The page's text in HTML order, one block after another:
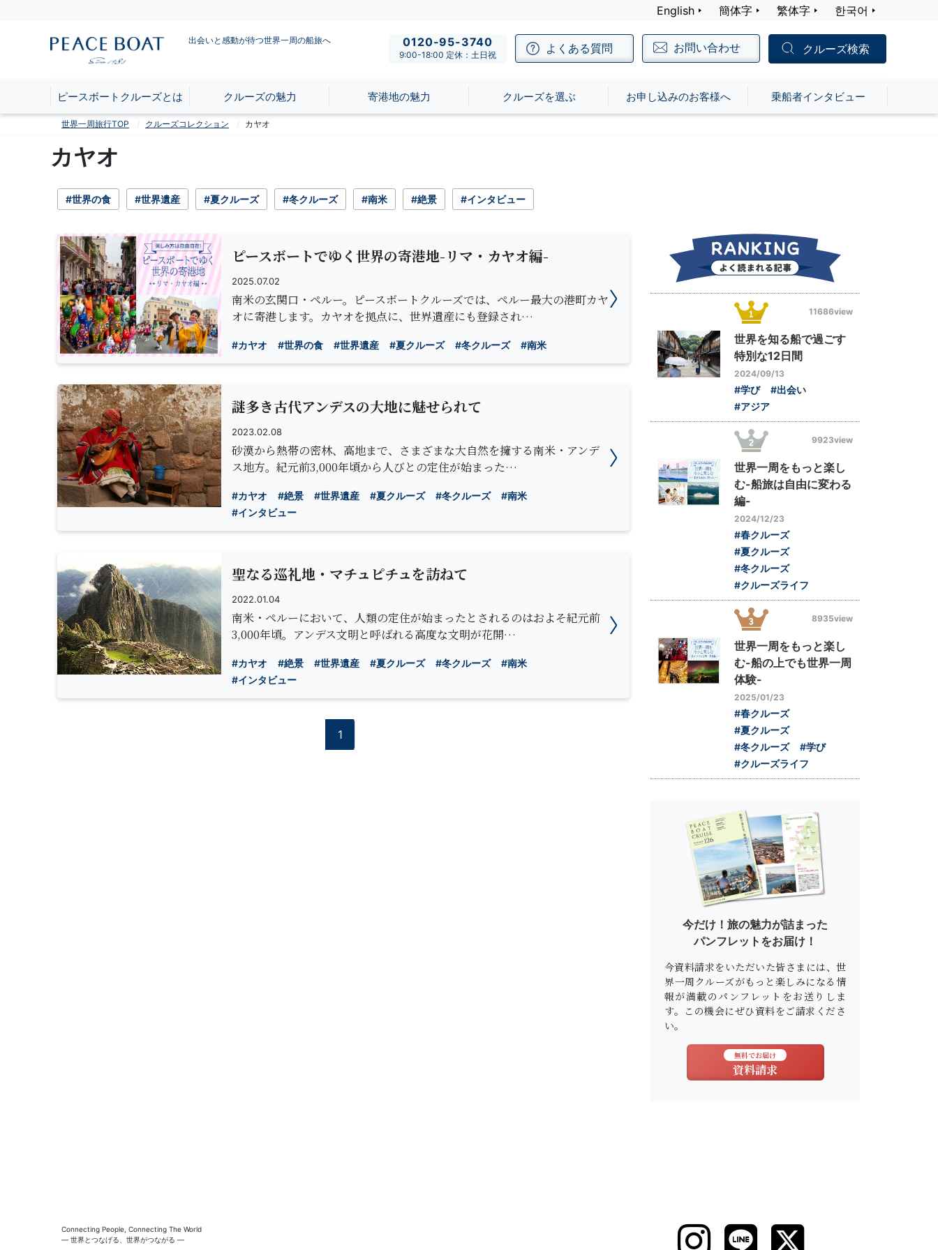
English 簡体字 繁体字 한국어
出会いと感動が待つ世界一周の船旅へ 0120-95-3740
9:00-18:00 定休：土日祝 よくある質問 お問い合わせ クルーズ検索
ピースボートクルーズとは クルーズの魅力 寄港地の魅力 クルーズを選ぶ お申し込みのお客様へ 乗船者インタビュー
世界一周旅行TOP クルーズコレクション カヤオ
カヤオ
#世界の食 #世界遺産 #夏クルーズ #冬クルーズ #南米 #絶景 #インタビュー
ピースボートでゆく世界の寄港地-リマ・カヤオ編-
2025.07.02
南米の玄関口・ペルー。ピースボートクルーズでは、ペルー最大の港町カヤ
オに寄港します。カヤオを拠点に、世界遺産にも登録され…
#カヤオ #世界の食 #世界遺産 #夏クルーズ #冬クルーズ #南米
謎多き古代アンデスの大地に魅せられて
2023.02.08
砂漠から熱帯の密林、高地まで、さまざまな大自然を擁する南米・アンデ
ス地方。紀元前3,000年頃から人びとの定住が始まった…
#カヤオ #絶景 #世界遺産 #夏クルーズ #冬クルーズ
#南米
#インタビュー
聖なる巡礼地・マチュピチュを訪ねて
2022.01.04
南米・ペルーにおいて、人類の定住が始まったとされるのはおよそ紀元前
3,000年頃。アンデス文明と呼ばれる高度な文明が花開…
#カヤオ #絶景 #世界遺産 #夏クルーズ #冬クルーズ
#南米
#インタビュー
1
11686view
世界を知る船で過ごす
特別な12日間
2024/09/13
#学び
#出会い
#アジア
9923view
世界一周をもっと楽し
む-船旅は自由に変わる
編-
2024/12/23
#春クルーズ
#夏クルーズ
#冬クルーズ
#クルーズライフ
8935view
世界一周をもっと楽し
む-船の上でも世界一周
体験-
2025/01/23
#春クルーズ
#夏クルーズ
#冬クルーズ
#学び
#クルーズライフ
今だけ！旅の魅力が詰まった
パンフレットをお届け！
今資料請求をいただいた皆さまには、世
界一周クルーズがもっと楽しみになる情
報が満載のパンフレットをお送りしま
す。この機会にぜひ資料をご請求くださ
い。
無料でお届け
資料請求
Connecting People, Connecting The World
― 世界とつなげる、世界がつながる ―